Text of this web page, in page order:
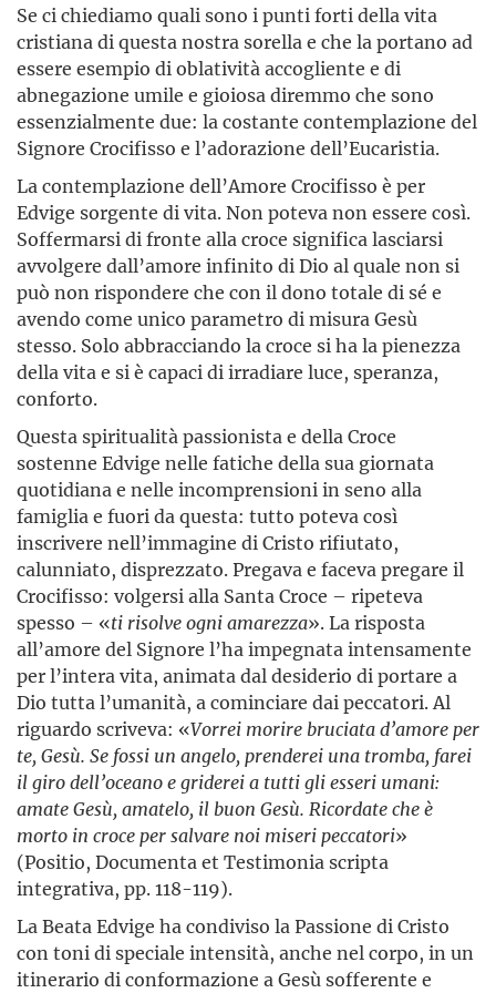
Se ci chiediamo quali sono i punti forti della vita
cristiana di questa nostra sorella e che la portano ad
essere esempio di oblatività accogliente e di
abnegazione umile e gioiosa diremmo che sono
essenzialmente due: la costante contemplazione del
Signore Crocifisso e l’adorazione dell’Eucaristia.
La contemplazione dell’Amore Crocifisso è per
Edvige sorgente di vita. Non poteva non essere così.
Soffermarsi di fronte alla croce significa lasciarsi
avvolgere dall’amore infinito di Dio al quale non si
può non rispondere che con il dono totale di sé e
avendo come unico parametro di misura Gesù
stesso. Solo abbracciando la croce si ha la pienezza
della vita e si è capaci di irradiare luce, speranza,
conforto.
Questa spiritualità passionista e della Croce
sostenne Edvige nelle fatiche della sua giornata
quotidiana e nelle incomprensioni in seno alla
famiglia e fuori da questa: tutto poteva così
inscrivere nell’immagine di Cristo rifiutato,
calunniato, disprezzato. Pregava e faceva pregare il
Crocifisso: volgersi alla Santa Croce – ripeteva
spesso – «ti risolve ogni amarezza». La risposta
all’amore del Signore l’ha impegnata intensamente
per l’intera vita, animata dal desiderio di portare a
Dio tutta l’umanità, a cominciare dai peccatori. Al
riguardo scriveva: «Vorrei morire bruciata d’amore per
te, Gesù. Se fossi un angelo, prenderei una tromba, farei
il giro dell’oceano e griderei a tutti gli esseri umani:
amate Gesù, amatelo, il buon Gesù. Ricordate che è
morto in croce per salvare noi miseri peccatori»
(Positio, Documenta et Testimonia scripta
integrativa, pp. 118-119).
La Beata Edvige ha condiviso la Passione di Cristo
con toni di speciale intensità, anche nel corpo, in un
itinerario di conformazione a Gesù sofferente e